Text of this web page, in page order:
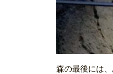
森の最後には